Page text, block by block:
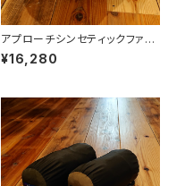
アプローチシンセティックファイ
バー800
¥16,280